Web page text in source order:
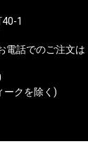
1
電話でのご注文は
ークを除く)